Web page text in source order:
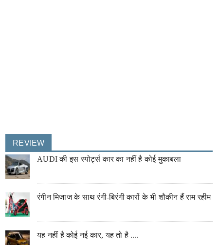
REVIEW
AUDI की इस स्पोर्ट्स कार का नहीं है कोई मुकाबला
रंगीन मिजाज के साथ रंगी-बिरंगी कारों के भी शौकीन हैं राम रहीम
यह नहीं है कोई नई कार, यह तो है ....